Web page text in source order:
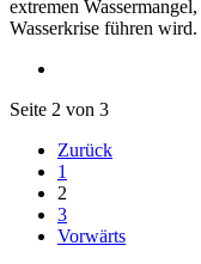
extremen
Wasserkrise führen wird.
Seite 2 von 3
Zurück
1
2
3
Vorwärts